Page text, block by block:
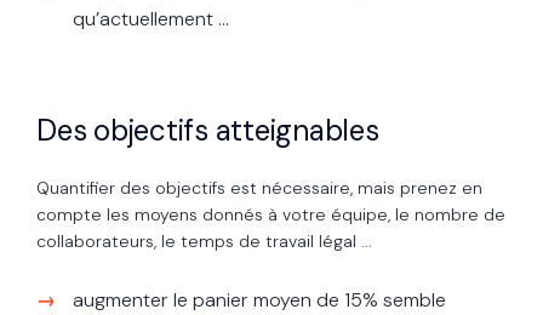
qu’actuellement ...
Des objectifs atteignables
Quantifier des objectifs est nécessaire, mais prenez en
compte les moyens donnés à votre équipe, le nombre de
collaborateurs, le temps de travail légal ...
augmenter le panier moyen de 15% semble